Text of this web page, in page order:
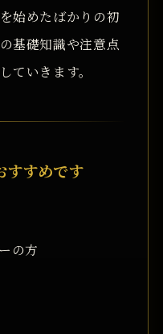
始めたばかりの初
基礎知識や注意点
ていきます。
すすめです
の方